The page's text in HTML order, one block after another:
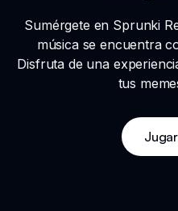
Sumérgete en Sprunki
música se encuentra
Disfruta de una
tus